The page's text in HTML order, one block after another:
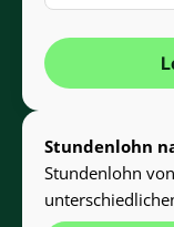
Stundenlohn
Stundenlohn